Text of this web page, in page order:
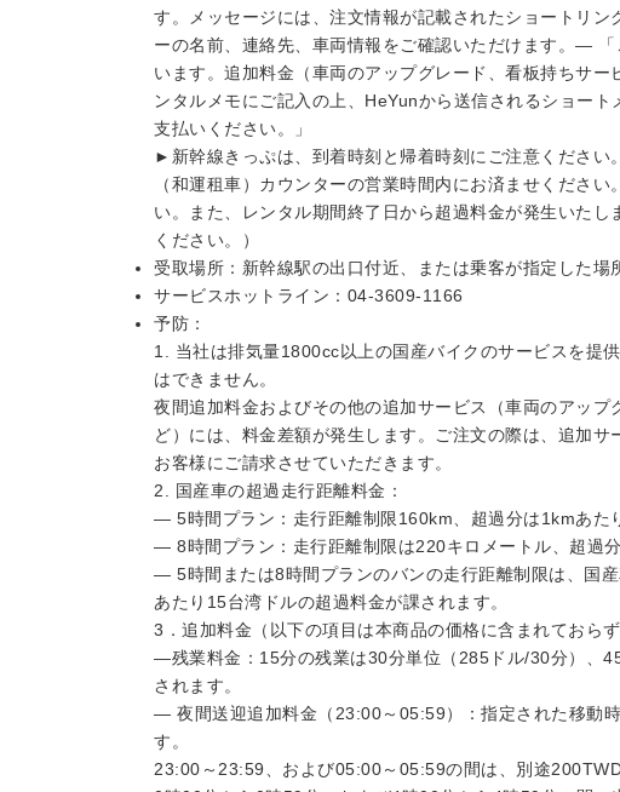
す。メッセージには、注文情報が記載されたショートリ
ーの名前、連絡先、車両情報をご確認いただけます。—
います。追加料金（車両のアップグレード、看板持ちサ
ンタルメモにご記入の上、HeYunから送信されるショー
支払いください。」
►新幹線きっぷは、到着時刻と帰着時刻にご注意ください
（和運租車）カウンターの営業時間内にお済ませくださ
い。また、レンタル期間終了日から超過料金が発生いた
ください。）
受取場所：新幹線駅の出口付近、または乗客が指定した場
サービスホットライン：04-3609-1166
予防：
1. 当社は排気量1800cc以上の国産バイクのサービスを提
はできません。
夜間追加料金およびその他の追加サービス（車両のアッ
ど）には、料金差額が発生します。ご注文の際は、追加
お客様にご請求させていただきます。
2. 国産車の超過走行距離料金：
— 5時間プラン：走行距離制限160km、超過分は1kmあた
— 8時間プラン：走行距離制限は220キロメートル、超過
— 5時間または8時間プランのバンの走行距離制限は、国
あたり15台湾ドルの超過料金が課されます。
3．追加料金（以下の項目は本商品の価格に含まれておら
―残業料金：15分の残業は30分単位（285ドル/30分）、
されます。
— 夜間送迎追加料金（23:00～05:59）：指定された移動
す。
23:00～23:59、および05:00～05:59の間は、別途200TWD